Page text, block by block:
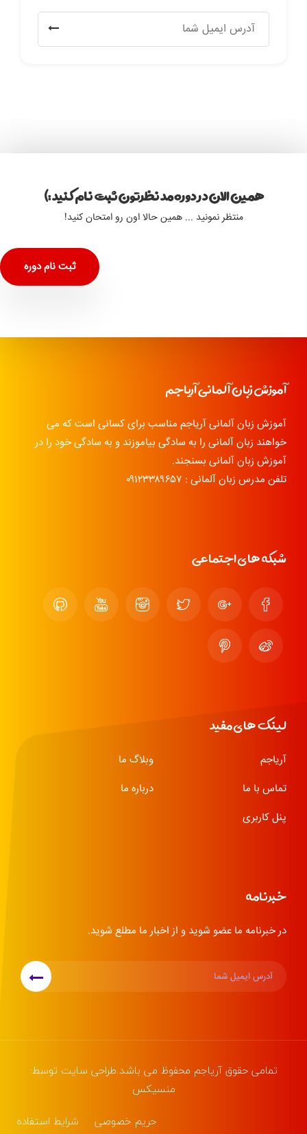
همین الان در دوره مد نظرتون ثبت نام کنید :)
منتظر نمونید ... همین حالا اون رو امتحان کنید!
ثبت نام دوره
آموزش زبان آلمانی آریاجم
آموزش زبان آلمانی آریاجم مناسب برای کسانی است که می
خواهند زبان آلمانی را به سادگی بیاموزند و به سادگی خود را در
آموزش زبان آلمانی بسنجند.
تلفن مدرس زبان آلمانی : ۰۹۱۲۳۳۸۹۶۵۷
شبکه های اجتماعی
لینک های مفید
آریاجم
وبلاگ ما
تماس با ما
درباره ما
پنل کاربری
خبرنامه
در خبرنامه ما عضو شوید و از اخبار ما مطلع شوید.
تمامی حقوقآریاجم محفوظ می باشد.طراحی سایت توسط:
منسیکس
حریم خصوصی
شرایط استفاده